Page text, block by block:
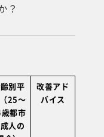
？
別平
25〜
都市
人の
改善アド
バイス